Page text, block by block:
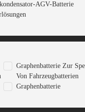
AGV-Batterie
Graphenbatterie Zur
Von Fahrzeugbatterien
Graphenbatterie